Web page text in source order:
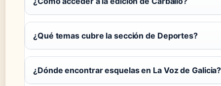
¿Qué temas cubre la sección de Deportes?
¿Dónde encontrar esquelas en La Voz de Galicia?